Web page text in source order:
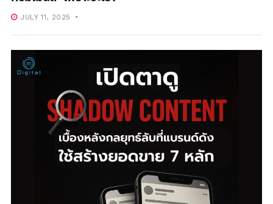
JULY 11, 2025